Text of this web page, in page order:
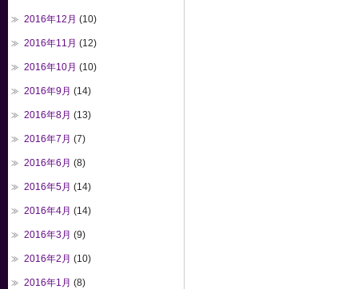
2016年12月 (10)
2016年11月 (12)
2016年10月 (10)
2016年9月 (14)
2016年8月 (13)
2016年7月 (7)
2016年6月 (8)
2016年5月 (14)
2016年4月 (14)
2016年3月 (9)
2016年2月 (10)
2016年1月 (8)